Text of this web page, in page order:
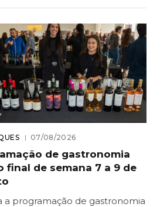
07/08/2026
de gastronomia
final de semana 7 a 9 de
a programação de gastronomia